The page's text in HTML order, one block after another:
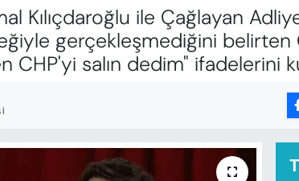
Kılıçdaroğlu ile Çağlayan
gerçekleşmediğini
salın dedim" ifadelerini